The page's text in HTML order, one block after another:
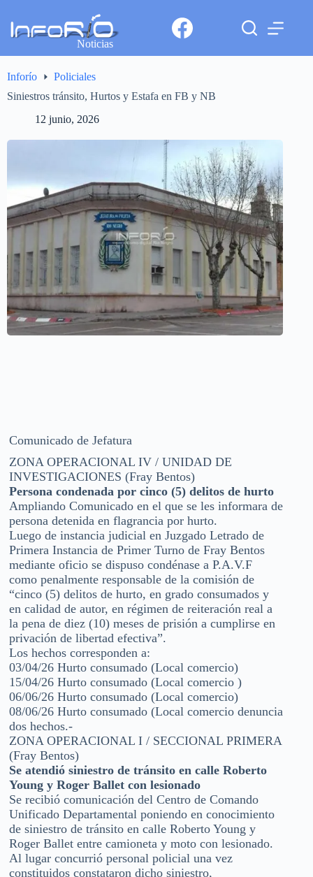
Noticias
Inforío
Policiales
Siniestros tránsito, Hurtos y Estafa en FB y NB
12 junio, 2026
Comunicado de Jefatura
ZONA OPERACIONAL IV / UNIDAD DE
INVESTIGACIONES (Fray Bentos)
Persona condenada por cinco (5) delitos de hurto
Ampliando Comunicado en el que se les informara de
persona detenida en flagrancia por hurto.
Luego de instancia judicial en Juzgado Letrado de
Primera Instancia de Primer Turno de Fray Bentos
mediante oficio se dispuso condénase a P.A.V.F
como penalmente responsable de la comisión de
“cinco (5) delitos de hurto, en grado consumados y
en calidad de autor, en régimen de reiteración real a
la pena de diez (10) meses de prisión a cumplirse en
privación de libertad efectiva”.
Los hechos corresponden a:
03/04/26 Hurto consumado (Local comercio)
15/04/26 Hurto consumado (Local comercio )
06/06/26 Hurto consumado (Local comercio)
08/06/26 Hurto consumado (Local comercio denuncia
dos hechos.-
ZONA OPERACIONAL I / SECCIONAL PRIMERA
(Fray Bentos)
Se atendió siniestro de tránsito en calle Roberto
Young y Roger Ballet con lesionado
Se recibió comunicación del Centro de Comando
Unificado Departamental poniendo en conocimiento
de siniestro de tránsito en calle Roberto Young y
Roger Ballet entre camioneta y moto con lesionado.
Al lugar concurrió personal policial una vez
constituidos constataron dicho siniestro,